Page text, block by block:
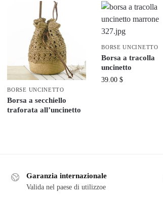
BORSE UNCINETTO
Borsa a secchiello
traforata all’uncinetto
BORSE UNCINETTO
Borsa a tracolla
uncinetto
39.00$
Garanzia internazionale
Valida nel paese di utilizzoe